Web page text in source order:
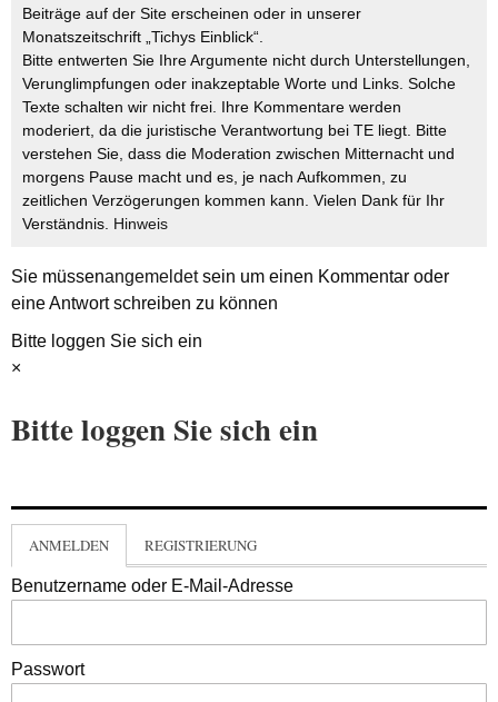
Beiträge auf der Site erscheinen oder in unserer
Monatszeitschrift „Tichys Einblick“.
Bitte entwerten Sie Ihre Argumente nicht durch Unterstellungen,
Verunglimpfungen oder inakzeptable Worte und Links. Solche
Texte schalten wir nicht frei. Ihre Kommentare werden
moderiert, da die juristische Verantwortung bei TE liegt. Bitte
verstehen Sie, dass die Moderation zwischen Mitternacht und
morgens Pause macht und es, je nach Aufkommen, zu
zeitlichen Verzögerungen kommen kann. Vielen Dank für Ihr
Verständnis. Hinweis
Sie müssenangemeldetsein um einen Kommentar oder
eine Antwort schreiben zu können
Bitte loggen Sie sich ein
×
Bitte loggen Sie sich ein
ANMELDEN REGISTRIERUNG
Benutzername oder E-Mail-Adresse
Passwort